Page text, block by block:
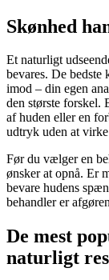
Skønhed
Et naturligt
bevares. De bedste
imod – din egen
den største forskel.
af huden eller en
udtryk uden at
Før du vælger en
ønsker at opnå. Er
bevare hudens
behandler er
De mest
naturligt